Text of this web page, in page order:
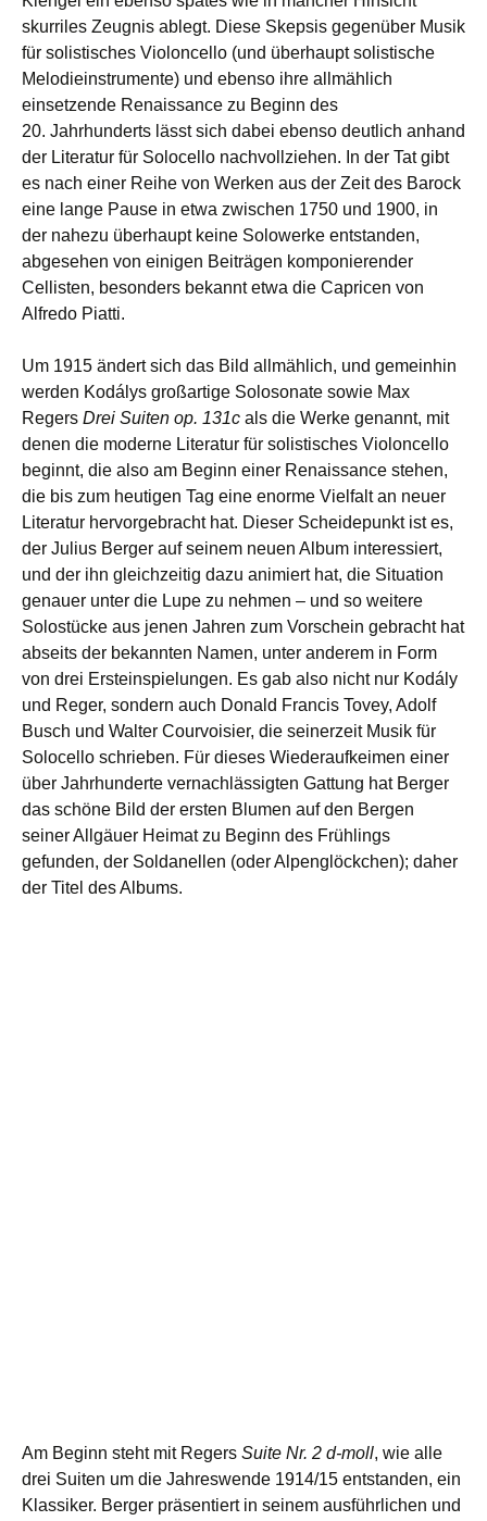
skurriles Zeugnis ablegt. Diese Skepsis gegenüber Musik
für solistisches Violoncello (und überhaupt solistische
Melodieinstrumente) und ebenso ihre allmählich
einsetzende Renaissance zu Beginn des
20. Jahrhunderts lässt sich dabei ebenso deutlich anhand
der Literatur für Solocello nachvollziehen. In der Tat gibt
es nach einer Reihe von Werken aus der Zeit des Barock
eine lange Pause in etwa zwischen 1750 und 1900, in
der nahezu überhaupt keine Solowerke entstanden,
abgesehen von einigen Beiträgen komponierender
Cellisten, besonders bekannt etwa die Capricen von
Alfredo Piatti.
Um 1915 ändert sich das Bild allmählich, und gemeinhin
werden Kodálys großartige Solosonate sowie Max
Regers Drei Suiten op. 131c als die Werke genannt, mit
denen die moderne Literatur für solistisches Violoncello
beginnt, die also am Beginn einer Renaissance stehen,
die bis zum heutigen Tag eine enorme Vielfalt an neuer
Literatur hervorgebracht hat. Dieser Scheidepunkt ist es,
der Julius Berger auf seinem neuen Album interessiert,
und der ihn gleichzeitig dazu animiert hat, die Situation
genauer unter die Lupe zu nehmen – und so weitere
Solostücke aus jenen Jahren zum Vorschein gebracht hat
abseits der bekannten Namen, unter anderem in Form
von drei Ersteinspielungen. Es gab also nicht nur Kodály
und Reger, sondern auch Donald Francis Tovey, Adolf
Busch und Walter Courvoisier, die seinerzeit Musik für
Solocello schrieben. Für dieses Wiederaufkeimen einer
über Jahrhunderte vernachlässigten Gattung hat Berger
das schöne Bild der ersten Blumen auf den Bergen
seiner Allgäuer Heimat zu Beginn des Frühlings
gefunden, der Soldanellen (oder Alpenglöckchen); daher
der Titel des Albums.
Am Beginn steht mit Regers Suite Nr. 2 d-moll, wie alle
drei Suiten um die Jahreswende 1914/15 entstanden, ein
Klassiker. Berger präsentiert in seinem ausführlichen und